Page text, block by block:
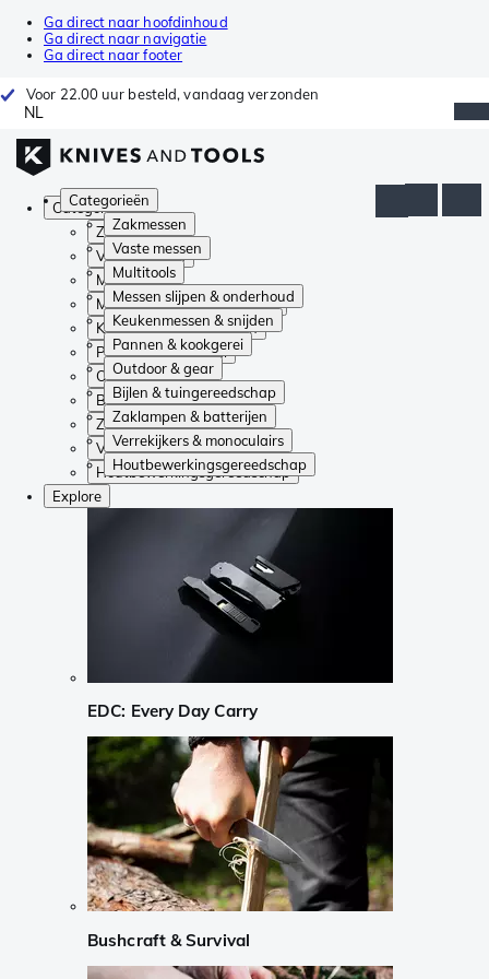
Ga direct naar hoofdinhoud
Ga direct naar navigatie
Ga direct naar footer
Voor 22.00 uur besteld, vandaag verzonden
NL
Categorieën
Zakmessen
Vaste messen
Multitools
Messen slijpen & onderhoud
Keukenmessen & snijden
Pannen & kookgerei
Outdoor & gear
Bijlen & tuingereedschap
Zaklampen & batterijen
Verrekijkers & monoculairs
Houtbewerkingsgereedschap
Categorieën
Zakmessen
Vaste messen
Multitools
Messen slijpen & onderhoud
Keukenmessen & snijden
Pannen & kookgerei
Outdoor & gear
Bijlen & tuingereedschap
Zaklampen & batterijen
Verrekijkers & monoculairs
Houtbewerkingsgereedschap
Explore
EDC: Every Day Carry
Bushcraft & Survival